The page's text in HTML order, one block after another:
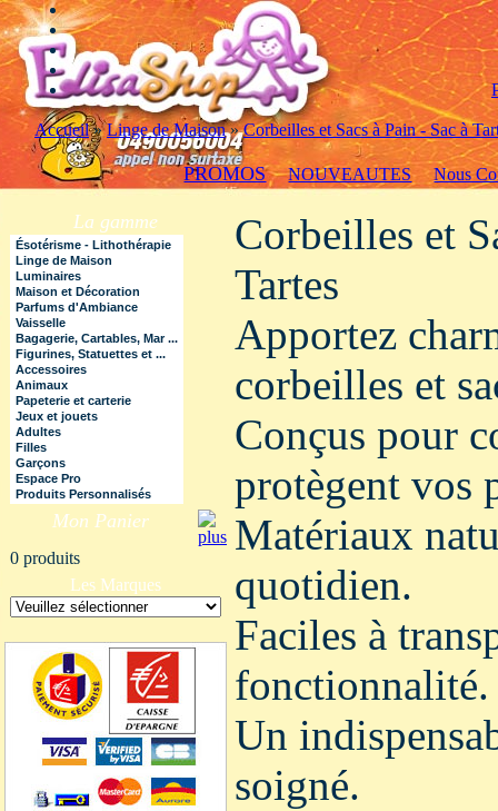
Accueil»Linge de Maison»Corbeilles et Sacs à Pain - Sac à
PROMOS NOUVEAUTES Nous
La gamme
Ésotérisme - Lithothérapie
Linge de Maison
Luminaires
Maison et Décoration
Parfums d'Ambiance
Vaisselle
Bagagerie, Cartables, Mar ...
Figurines, Statuettes et ...
Accessoires
Animaux
Papeterie et carterie
Jeux et jouets
Adultes
Filles
Garçons
Espace Pro
Produits Personnalisés
Mon Panier
0 produits
Les Marques
Corbeilles et
Tartes
Apportez
corbeilles et
Conçus pour
protègent vos
Matériaux
quotidien.
Faciles à
fonctionnalité.
Un
soigné.